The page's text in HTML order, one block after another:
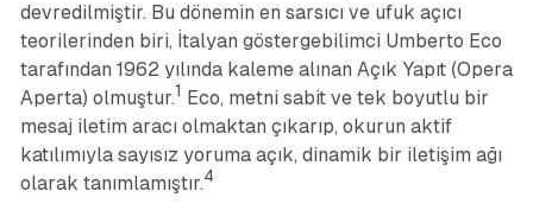
devredilmiştir. Bu dönemin en sarsıcı ve ufuk açıcı
teorilerinden biri, İtalyan göstergebilimci Umberto Eco
tarafından 1962 yılında kaleme alınan Açık Yapıt(Opera
Aperta) olmuştur.1 Eco, metni sabit ve tek boyutlu bir
mesaj iletim aracı olmaktan çıkarıp, okurun aktif
katılımıyla sayısız yoruma açık, dinamik bir iletişim ağı
olarak tanımlamıştır.4